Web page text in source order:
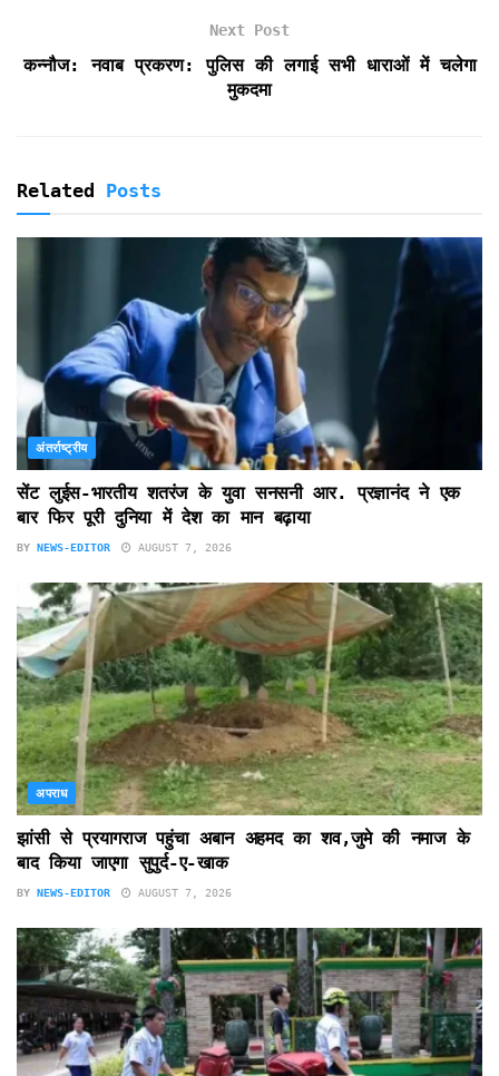
y
Next Post
कन्नौज: नवाब प्रकरण: पुलिस की लगाई सभी धाराओं में चलेगा
मुकदमा
Related Posts
अंतर्राष्ट्रीय
सेंट लुईस-भारतीय शतरंज के युवा सनसनी आर. प्रज्ञानंद ने एक
बार फिर पूरी दुनिया में देश का मान बढ़ाया
BY NEWS-EDITOR AUGUST 7, 2026
अपराध
झांसी से प्रयागराज पहुंचा अबान अहमद का शव,जुमे की नमाज के
बाद किया जाएगा सुपुर्द-ए-खाक
BY NEWS-EDITOR AUGUST 7, 2026